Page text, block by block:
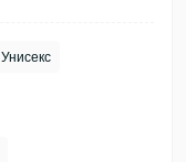
Унисекс